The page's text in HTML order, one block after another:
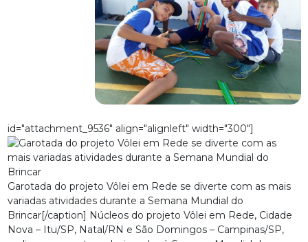
id="attachment_9536" align="alignleft" width="300"]
Garotada do projeto Vôlei em Rede se diverte com as mais
variadas atividades durante a Semana Mundial do
Brincar[/caption] Núcleos do projeto Vôlei em Rede, Cidade
Nova – Itu/SP, Natal/RN e São Domingos – Campinas/SP,